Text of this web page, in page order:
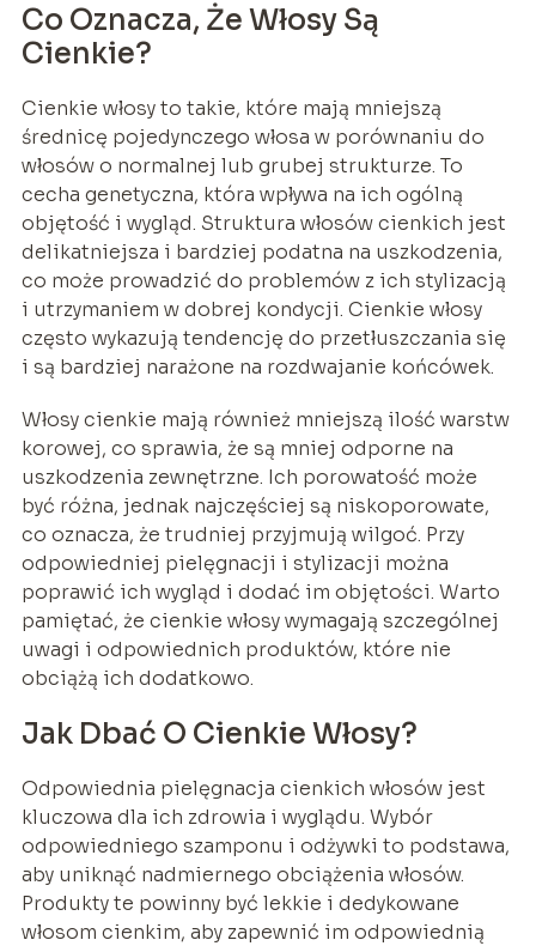
Co Oznacza, Że Włosy Są
Cienkie?
Cienkie włosy to takie, które mają mniejszą
średnicę pojedynczego włosa w porównaniu do
włosów o normalnej lub grubej strukturze. To
cecha genetyczna, która wpływa na ich ogólną
objętość i wygląd. Struktura włosów cienkich jest
delikatniejsza i bardziej podatna na uszkodzenia,
co może prowadzić do problemów z ich stylizacją
i utrzymaniem w dobrej kondycji. Cienkie włosy
często wykazują tendencję do przetłuszczania się
i są bardziej narażone na rozdwajanie końcówek.
Włosy cienkie mają również mniejszą ilość warstw
korowej, co sprawia, że są mniej odporne na
uszkodzenia zewnętrzne. Ich porowatość może
być różna, jednak najczęściej są niskoporowate,
co oznacza, że trudniej przyjmują wilgoć. Przy
odpowiedniej pielęgnacji i stylizacji można
poprawić ich wygląd i dodać im objętości. Warto
pamiętać, że cienkie włosy wymagają szczególnej
uwagi i odpowiednich produktów, które nie
obciążą ich dodatkowo.
Jak Dbać O Cienkie Włosy?
Odpowiednia pielęgnacja cienkich włosów jest
kluczowa dla ich zdrowia i wyglądu. Wybór
odpowiedniego szamponu i odżywki to podstawa,
aby uniknąć nadmiernego obciążenia włosów.
Produkty te powinny być lekkie i dedykowane
włosom cienkim, aby zapewnić im odpowiednią